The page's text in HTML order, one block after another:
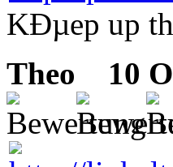
KÐµep up
Theo
10